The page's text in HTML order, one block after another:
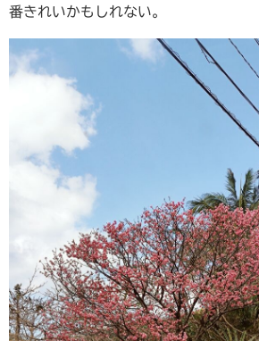
番きれいかもしれない。